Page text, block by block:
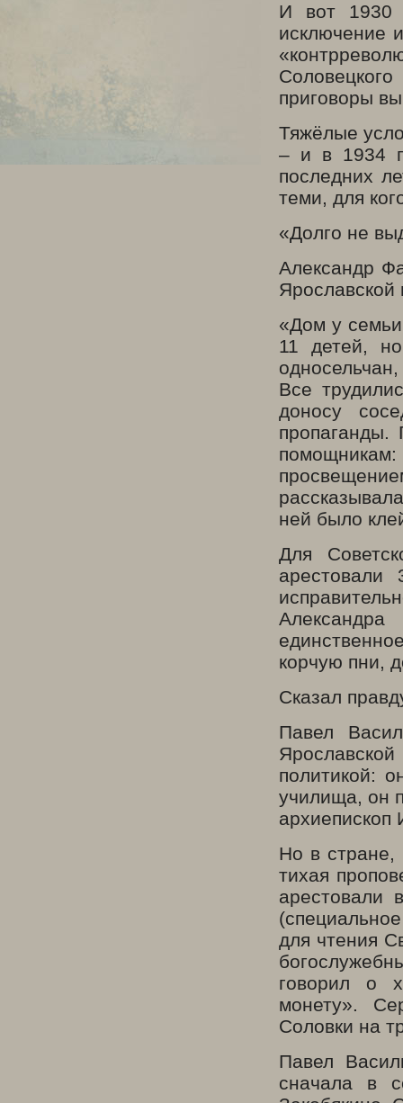
И вот 1930
исключение
приговоры
Тяжёлые
– и в 1934
последних
теми, для
«Долго не
Александр
«Дом у
11 детей,
Все
доносу
пропаганды.
ней было
Для
корчую пни,
Сказал
Павел
политикой:
училища, он
архиепископ
Но в стране,
тихая
арестовали
для чтения
говорил о
монету».
Соловки на
Павел
сначала в